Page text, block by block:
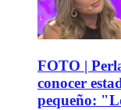
FOTO |
conocer
pequeño: